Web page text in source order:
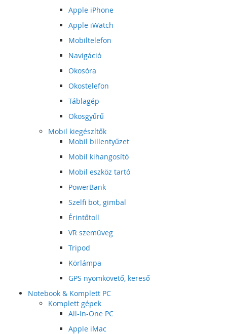
Apple iPhone
Apple iWatch
Mobiltelefon
Navigáció
Okosóra
Okostelefon
Táblagép
Okosgyűrű
Mobil kiegészítők
Mobil billentyűzet
Mobil kihangosító
Mobil eszköz tartó
PowerBank
Szelfi bot, gimbal
Érintőtoll
VR szemüveg
Tripod
Körlámpa
GPS nyomkövető, kereső
Notebook & Komplett PC
Komplett gépek
All-In-One PC
Apple iMac